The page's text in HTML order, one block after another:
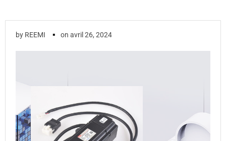
by REEMI ▪ on avril 26, 2024